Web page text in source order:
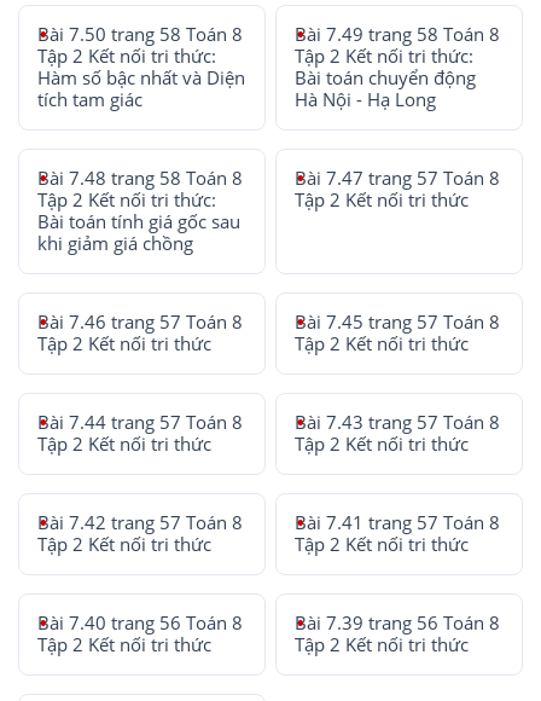
Bài 7.50 trang 58 Toán 8
Tập 2 Kết nối tri thức:
Hàm số bậc nhất và Diện
tích tam giác
Bài 7.49 trang 58 Toán 8
Tập 2 Kết nối tri thức:
Bài toán chuyển động
Hà Nội - Hạ Long
Bài 7.48 trang 58 Toán 8
Tập 2 Kết nối tri thức:
Bài toán tính giá gốc sau
khi giảm giá chồng
Bài 7.47 trang 57 Toán 8
Tập 2 Kết nối tri thức
Bài 7.46 trang 57 Toán 8
Tập 2 Kết nối tri thức
Bài 7.45 trang 57 Toán 8
Tập 2 Kết nối tri thức
Bài 7.44 trang 57 Toán 8
Tập 2 Kết nối tri thức
Bài 7.43 trang 57 Toán 8
Tập 2 Kết nối tri thức
Bài 7.42 trang 57 Toán 8
Tập 2 Kết nối tri thức
Bài 7.41 trang 57 Toán 8
Tập 2 Kết nối tri thức
Bài 7.40 trang 56 Toán 8
Tập 2 Kết nối tri thức
Bài 7.39 trang 56 Toán 8
Tập 2 Kết nối tri thức